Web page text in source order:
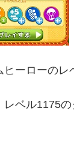
ヒーローのレ
レベル1175の